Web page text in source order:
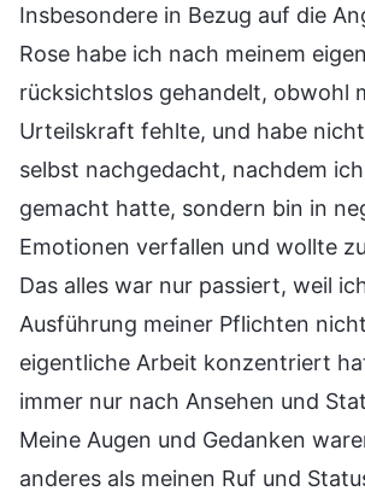
Insbesondere in Bezug auf die
Rose habe ich nach meinem
rücksichtslos gehandelt, obwohl
Urteilskraft fehlte, und habe
selbst nachgedacht, nachdem
gemacht hatte, sondern bin in
Emotionen verfallen und wollte
Das alles war nur passiert, weil
Ausführung meiner Pflichten
eigentliche Arbeit konzentriert
immer nur nach Ansehen und
Meine Augen und Gedanken
anderes als meinen Ruf und